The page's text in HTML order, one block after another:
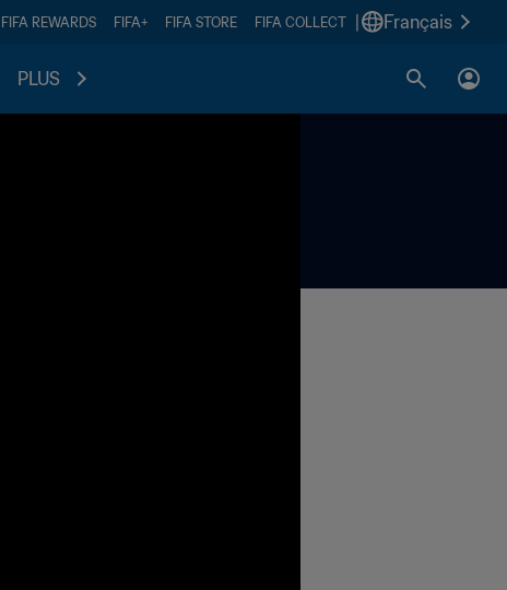
FIFA REWARDS FIFA+ FIFA STORE FIFA COLLECT Français
PLUS